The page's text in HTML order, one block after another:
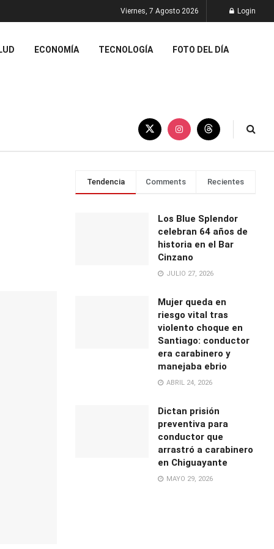
Viernes, 7 Agosto 2026 Login
ECONOMÍA TECNOLOGÍA FOTO DEL DÍA
Tendencia Comments Recientes
Los Blue Splendor
celebran 64 años de
historia en el Bar
Cinzano
JULIO 27, 2026
Mujer queda en
riesgo vital tras
violento choque en
Santiago: conductor
era carabinero y
manejaba ebrio
ABRIL 24, 2026
Dictan prisión
preventiva para
conductor que
arrastró a carabinero
en Chiguayante
MAYO 29, 2026